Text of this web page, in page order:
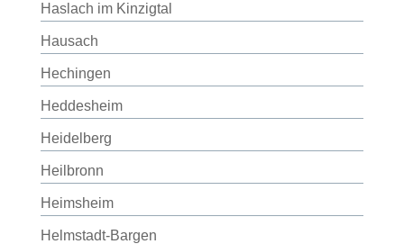
Haslach im Kinzigtal
Hausach
Hechingen
Heddesheim
Heidelberg
Heilbronn
Heimsheim
Helmstadt-Bargen